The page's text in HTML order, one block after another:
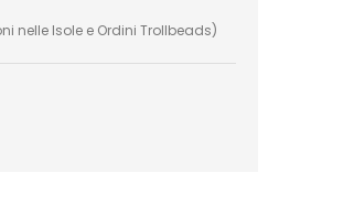
nelle Isole e Ordini Trollbeads)